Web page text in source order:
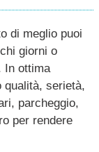
di meglio puoi
giorni o
In ottima
qualità, serietà,
parcheggio,
per rendere